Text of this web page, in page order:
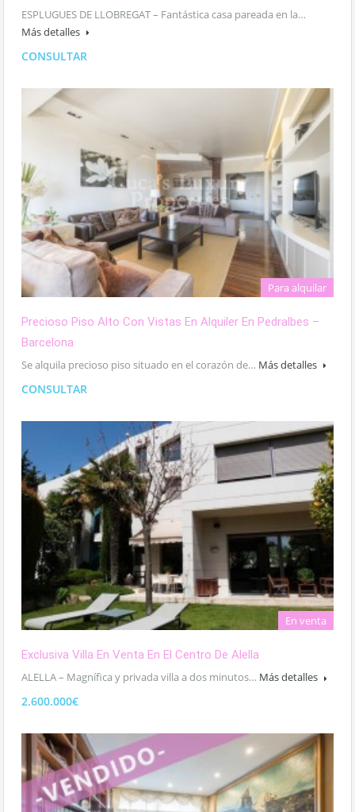
ESPLUGUES DE LLOBREGAT – Fantástica casa pareada en la…
Más detalles
CONSULTAR
Para alquilar
Precioso Piso Alto Con Vistas En Alquiler En Pedralbes –
Barcelona
Se alquila precioso piso situado en el corazón de… Más detalles
CONSULTAR
En venta
Exclusiva Villa En Venta En El Centro De Alella
ALELLA – Magnífica y privada villa a dos minutos… Más detalles
2.600.000€